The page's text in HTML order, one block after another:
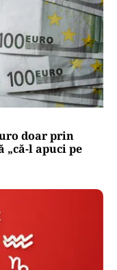
doar prin
„că-l apuci pe